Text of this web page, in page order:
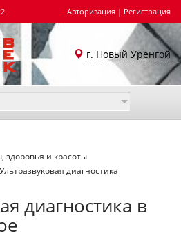
Авторизация | Регистрация
г. Новый Уренгой
здоровья и красоты
Ультразвуковая диагностика
диагностика в